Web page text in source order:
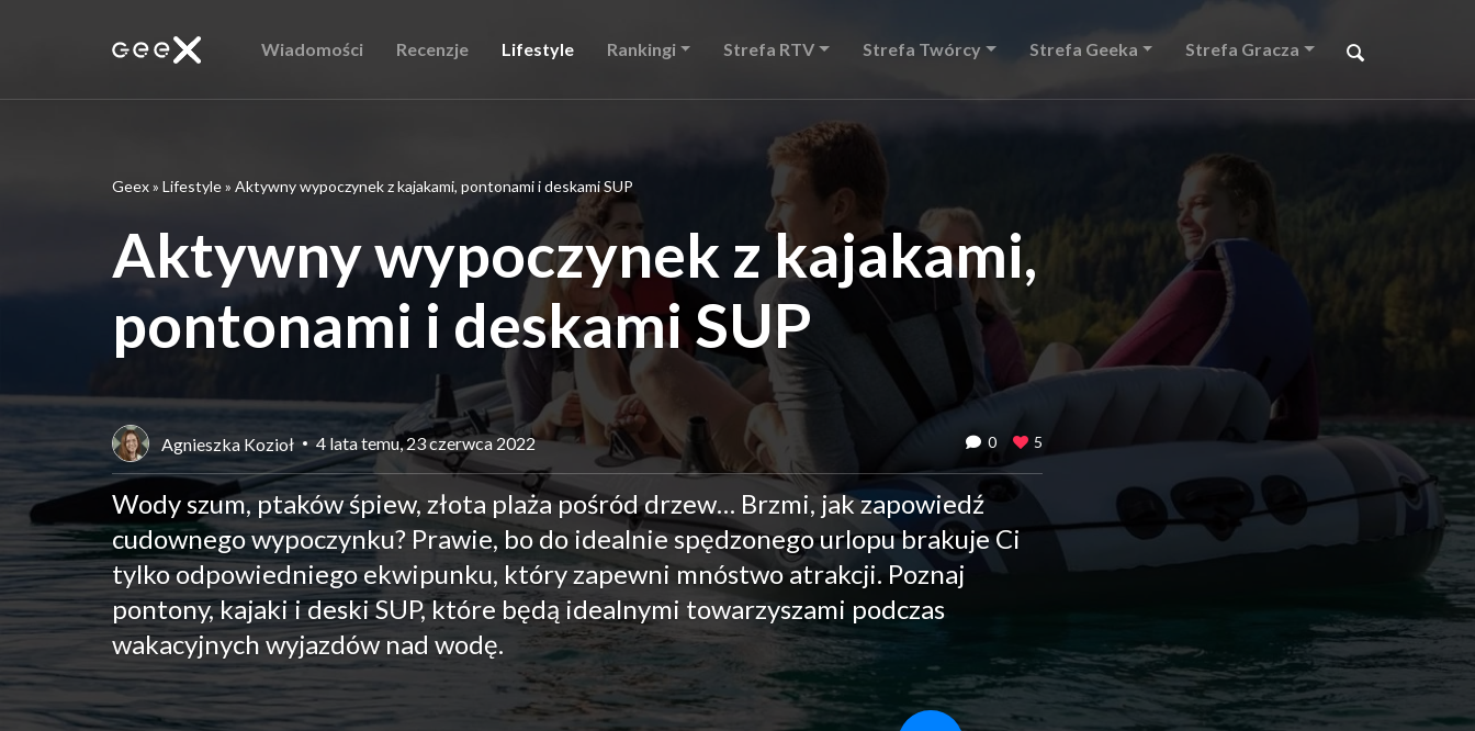
Wiadomości Recenzje Lifestyle Rankingi Strefa RTV Strefa Twórcy Strefa Geeka Strefa Gracza
Geex» Lifestyle» Aktywny wypoczynek z kajakami, pontonami i deskami SUP
Aktywny wypoczynek z kajakami,
pontonami i deskami SUP
Agnieszka Kozioł 4 lata temu, 23 czerwca 2022 0 5
Wody szum, ptaków śpiew, złota plaża pośród drzew… Brzmi, jak zapowiedź
cudownego wypoczynku? Prawie, bo do idealnie spędzonego urlopu brakuje Ci
tylko odpowiedniego ekwipunku, który zapewni mnóstwo atrakcji. Poznaj
pontony, kajaki i deski SUP, które będą idealnymi towarzyszami podczas
wakacyjnych wyjazdów nad wodę.